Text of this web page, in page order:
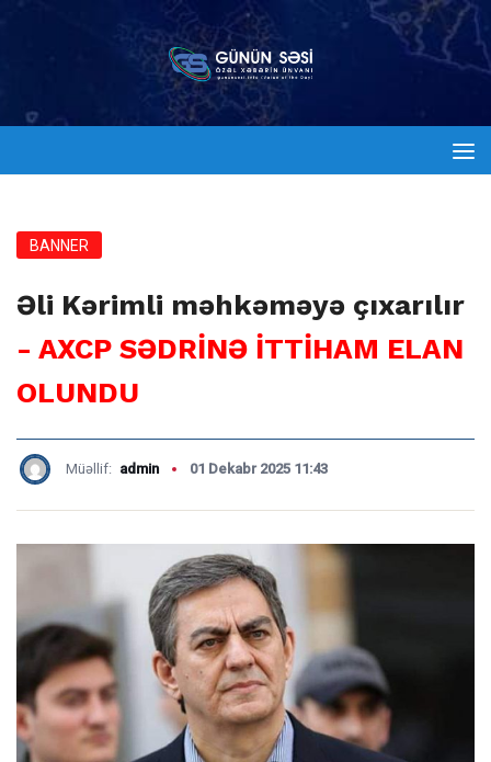
BANNER
Əli Kərimli məhkəməyə çıxarılır
- AXCP SƏDRİNƏ İTTİHAM ELAN
OLUNDU
Müəllif: admin 01 Dekabr 2025 11:43